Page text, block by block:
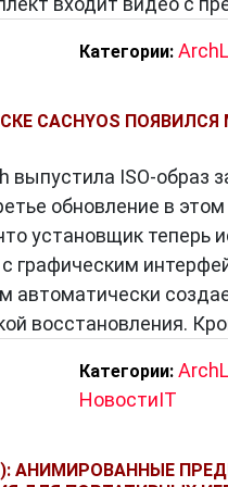
Категории:
CACHYOS ПОЯВИЛСЯ
выпустила ISO-образ
обновление в
установщик теперь
графическим
автоматически
восстановления.
Категории:
НовостиIT
АНИМИРОВАННЫЕ